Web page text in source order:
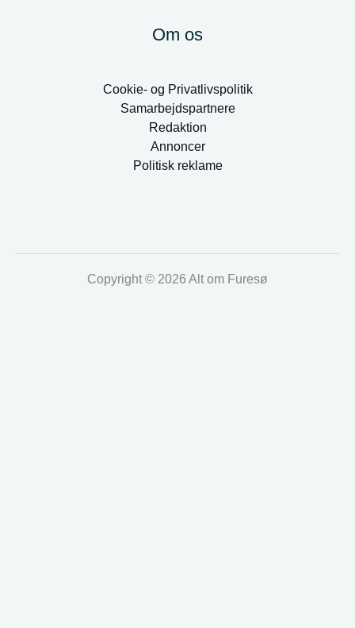
Om os
Cookie- og Privatlivspolitik
Samarbejdspartnere
Redaktion
Annoncer
Politisk reklame
Copyright © 2026 Alt om Furesø